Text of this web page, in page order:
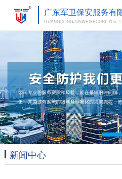
广东军卫保安服务有
GUANGDONGJUNWEISECURITYCo.,
新闻中心